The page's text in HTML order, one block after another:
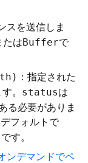
スを送信しま
たはBufferで
：指定された
。 statusは
る必要がありま
フォルトで
す。
ンデマンドでペ